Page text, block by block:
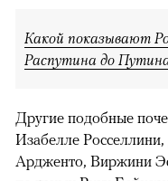
Какой показывают
Распутина до
Другие подобные
Изабелле
Ардженто, Виржини